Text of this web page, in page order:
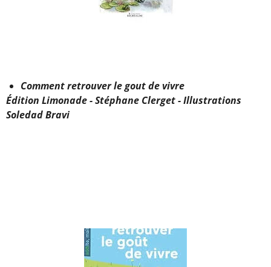
Comment retrouver le gout de vivre
Édition Limonade - Stéphane Clerget - Illustrations
Soledad Bravi